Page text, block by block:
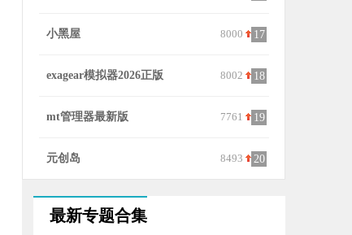
7 小黑屋 8000
8 exagear模拟器2026正版 8002
9 mt管理器最新版 7761
10 元创岛 8493
最新专题合集